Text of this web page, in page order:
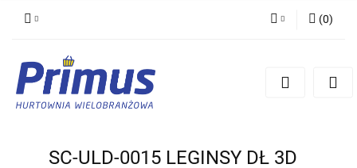
Zarejestruj się
(0)
SC-ULD-0015 LEGINSY DŁ 3D